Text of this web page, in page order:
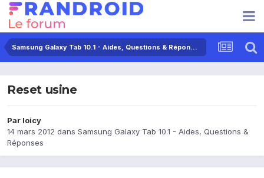
Samsung Galaxy Tab 10.1 - Aides, Questions & Réponses
Reset usine
Par loicy
14 mars 2012 dans Samsung Galaxy Tab 10.1 - Aides, Questions &
Réponses